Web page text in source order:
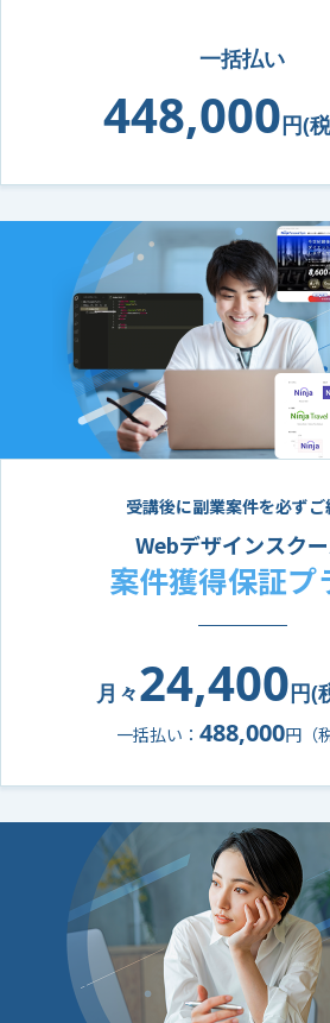
一括払い
448,000円(
受講後に副業案件を必ずご
Webデザインスク
案件獲得保証プ
月々24,400円(
一括払い： 488,000円（